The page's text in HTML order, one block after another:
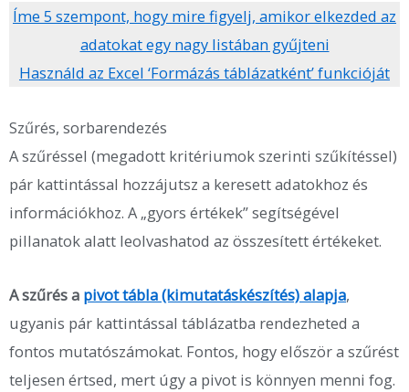
Íme 5 szempont, hogy mire figyelj, amikor elkezded az
adatokat egy nagy listában gyűjteni
Használd az Excel ‘Formázás táblázatként’ funkcióját
Szűrés, sorbarendezés
A szűréssel (megadott kritériumok szerinti szűkítéssel)
pár kattintással hozzájutsz a keresett adatokhoz és
információkhoz. A „gyors értékek” segítségével
pillanatok alatt leolvashatod az összesített értékeket.
A szűrés a pivot tábla (kimutatáskészítés) alapja,
ugyanis pár kattintással táblázatba rendezheted a
fontos mutatószámokat. Fontos, hogy először a szűrést
teljesen értsed, mert úgy a pivot is könnyen menni fog.